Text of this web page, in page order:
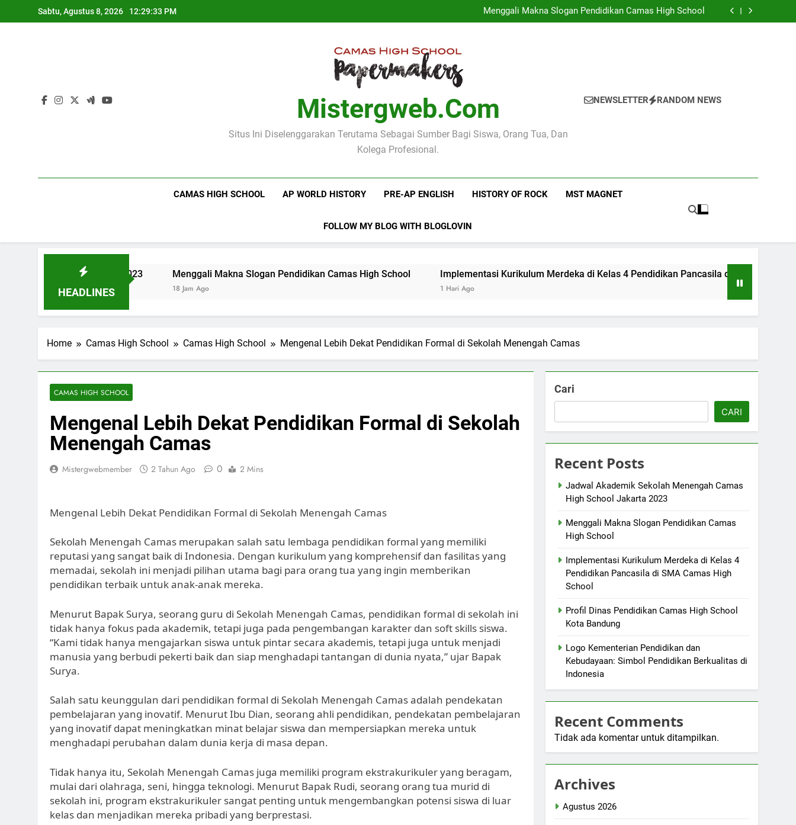
to
Sabtu, Agustus 8, 2026 12:29:34 PM
Menggali Makna Slogan Pendidikan Camas High School
Implementasi Kurikulum Merdeka di Kelas 4 Pendidikan Pancasila di SMA
Implementasi Kurikulum Merdeka di Kelas 4 Pendidikan Pancasila di SMA
Mistergweb.com
Situs Ini Diselenggarakan Terutama Sebagai Sumber Bagi Siswa, Orang Tua, Dan
Kolega Profesional.
NEWSLETTER RANDOM NEWS
CAMAS HIGH SCHOOL AP WORLD HISTORY PRE-AP ENGLISH HISTORY OF ROCK MST MAGNET
FOLLOW MY BLOG WITH BLOGLOVIN
HEADLINES
School Jakarta 2023 Menggali Makna Slogan Pendidikan Camas High School Implementasi Kurikulum Merdeka di Kelas 4 Pendidikan Pancasila di SMA Camas High School
Home Camas High School Camas High School Mengenal Lebih Dekat Pendidikan Formal di Sekolah Menengah Camas
CAMAS HIGH SCHOOL
Mengenal Lebih Dekat Pendidikan Formal di Sekolah
Menengah Camas
Mistergwebmember 2 Tahun Ago 0 2 Mins
Mengenal Lebih Dekat Pendidikan Formal di Sekolah Menengah Camas
Sekolah Menengah Camas merupakan salah satu lembaga pendidikan formal yang memiliki
reputasi yang sangat baik di Indonesia. Dengan kurikulum yang komprehensif dan fasilitas yang
memadai, sekolah ini menjadi pilihan utama bagi para orang tua yang ingin memberikan
pendidikan terbaik untuk anak-anak mereka.
Menurut Bapak Surya, seorang guru di Sekolah Menengah Camas, pendidikan formal di sekolah ini
tidak hanya fokus pada akademik, tetapi juga pada pengembangan karakter dan soft skills siswa.
“Kami tidak hanya mengajarkan siswa untuk pintar secara akademis, tetapi juga untuk menjadi
manusia yang berbudi pekerti baik dan siap menghadapi tantangan di dunia nyata,” ujar Bapak
Surya.
Salah satu keunggulan dari pendidikan formal di Sekolah Menengah Camas adalah pendekatan
pembelajaran yang inovatif. Menurut Ibu Dian, seorang ahli pendidikan, pendekatan pembelajaran
yang inovatif dapat meningkatkan minat belajar siswa dan mempersiapkan mereka untuk
menghadapi perubahan dalam dunia kerja di masa depan.
Tidak hanya itu, Sekolah Menengah Camas juga memiliki program ekstrakurikuler yang beragam,
mulai dari olahraga, seni, hingga teknologi. Menurut Bapak Rudi, seorang orang tua murid di
sekolah ini, program ekstrakurikuler sangat penting untuk mengembangkan potensi siswa di luar
kelas dan menjadikan mereka pribadi yang berprestasi.
Cari
CARI
Recent Posts
Jadwal Akademik Sekolah Menengah Camas
High School Jakarta 2023
Menggali Makna Slogan Pendidikan Camas
High School
Implementasi Kurikulum Merdeka di Kelas 4
Pendidikan Pancasila di SMA Camas High
School
Profil Dinas Pendidikan Camas High School
Kota Bandung
Logo Kementerian Pendidikan dan
Kebudayaan: Simbol Pendidikan Berkualitas di
Indonesia
Recent Comments
Tidak ada komentar untuk ditampilkan.
Archives
Agustus 2026